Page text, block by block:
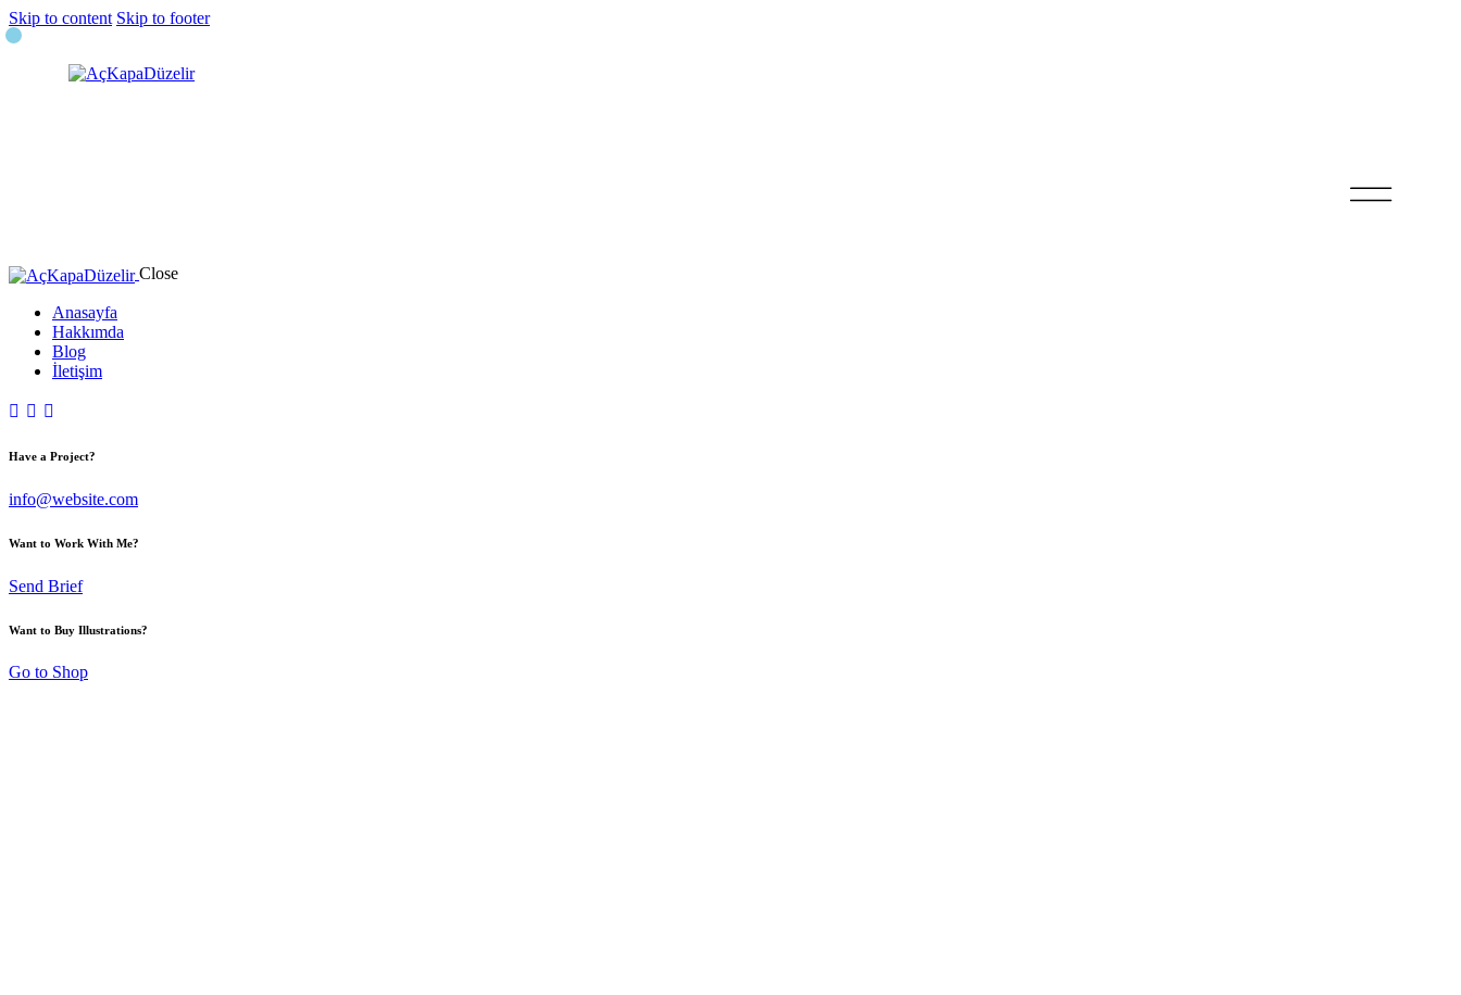
Skip to content Skip to footer
Close
Anasayfa
Hakkımda
Blog
İletişim
Have a Project?
info@website.com
Want to Work With Me?
Send Brief
Want to Buy Illustrations?
Go to Shop